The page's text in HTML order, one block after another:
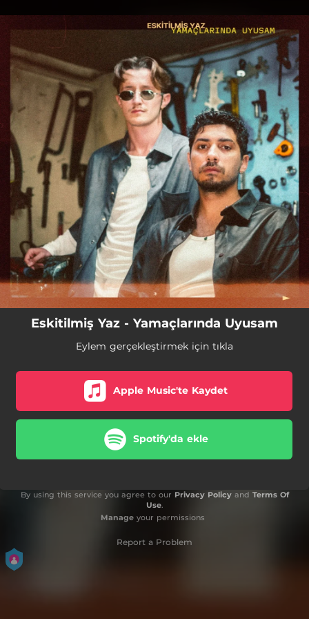
Eskitilmiş Yaz - Yamaçlarında Uyusam
Eylem gerçekleştirmek için tıkla
Apple Music'te Kaydet
Spotify'da ekle
By using this service you agree to our Privacy Policyand Terms Of
Use.
Manageyour permissions
Report a Problem